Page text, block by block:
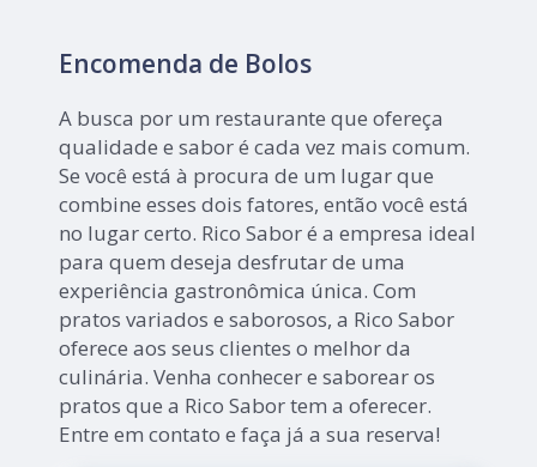
Encomenda de Bolos
A busca por um restaurante que ofereça
qualidade e sabor é cada vez mais comum.
Se você está à procura de um lugar que
combine esses dois fatores, então você está
no lugar certo. Rico Sabor é a empresa ideal
para quem deseja desfrutar de uma
experiência gastronômica única. Com
pratos variados e saborosos, a Rico Sabor
oferece aos seus clientes o melhor da
culinária. Venha conhecer e saborear os
pratos que a Rico Sabor tem a oferecer.
Entre em contato e faça já a sua reserva!